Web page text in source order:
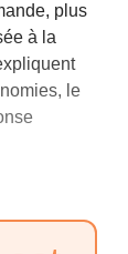
plus
à la
le